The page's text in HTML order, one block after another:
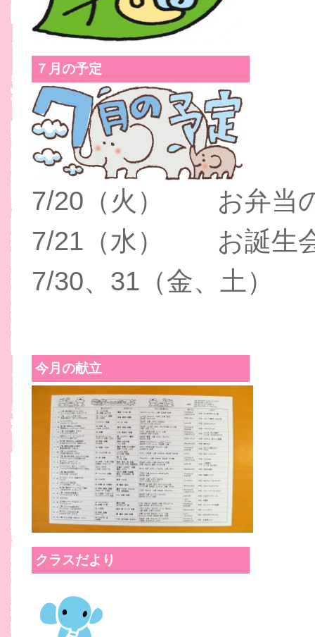
７月の予定
7/20（火） お弁当
7/21（水） お誕生
7/30、31（金、土
今月の献立
クラスだより